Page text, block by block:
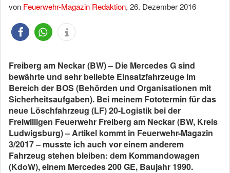
von Feuerwehr-Magazin Redaktion, 26. Dezember 2016
Freiberg am Neckar (BW) – Die Mercedes G sind
bewährte und sehr beliebte Einsatzfahrzeuge im
Bereich der BOS (Behörden und Organisationen mit
Sicherheitsaufgaben). Bei meinem Fototermin für das
neue Löschfahrzeug (LF) 20-Logistik bei der
Freiwilligen Feuerwehr Freiberg am Neckar (BW, Kreis
Ludwigsburg) – Artikel kommt in Feuerwehr-Magazin
3/2017 – musste ich auch vor einem anderem
Fahrzeug stehen bleiben: dem Kommandowagen
(KdoW), einem Mercedes 200 GE, Baujahr 1990.